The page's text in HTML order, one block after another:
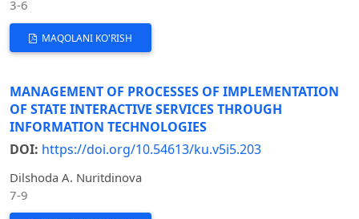
3-6
MAQOLANI KO'RISH
MANAGEMENT OF PROCESSES OF IMPLEMENTATION
OF STATE INTERACTIVE SERVICES THROUGH
INFORMATION TECHNOLOGIES
DOI: https://doi.org/10.54613/ku.v5i5.203
Dilshoda A. Nuritdinova
7-9